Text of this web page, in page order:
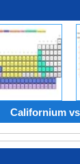
Californium